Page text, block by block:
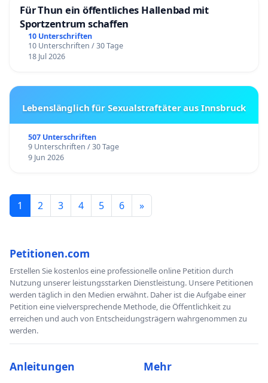
Für Thun ein öffentliches Hallenbad mit
Sportzentrum schaffen
10 Unterschriften
10 Unterschriften / 30 Tage
18 Jul 2026
Lebenslänglich für Sexualstraftäter aus Innsbruck
507 Unterschriften
9 Unterschriften / 30 Tage
9 Jun 2026
1 2 3 4 5 6 »
Petitionen.com
Erstellen Sie kostenlos eine professionelle online Petition durch
Nutzung unserer leistungsstarken Dienstleistung. Unsere Petitionen
werden täglich in den Medien erwähnt. Daher ist die Aufgabe einer
Petition eine vielversprechende Methode, die Öffentlichkeit zu
erreichen und auch von Entscheidungsträgern wahrgenommen zu
werden.
Anleitungen Mehr